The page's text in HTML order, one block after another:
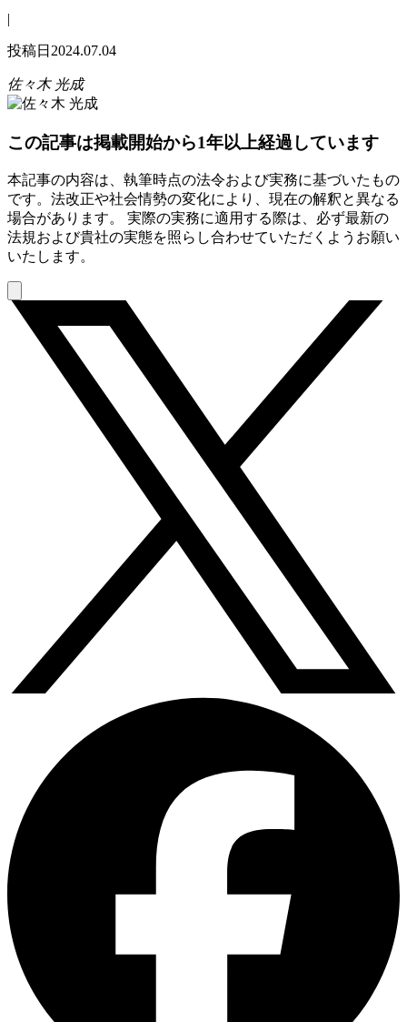
|
投稿日 2024.07.04
佐々木 光成
この記事は掲載開始から1年以上経過しています
本記事の内容は、執筆時点の法令および実務に基づいたもの
です。法改正や社会情勢の変化により、現在の解釈と異なる
場合があります。 実際の実務に適用する際は、必ず最新の
法規および貴社の実態を照らし合わせていただくようお願い
いたします。